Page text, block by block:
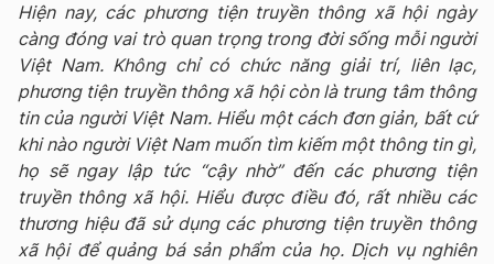
Hiện nay, các phương tiện truyền thông xã hội ngày
càng đóng vai trò quan trọng trong đời sống mỗi người
Việt Nam. Không chỉ có chức năng giải trí, liên lạc,
phương tiện truyền thông xã hội còn là trung tâm thông
tin của người Việt Nam. Hiểu một cách đơn giản, bất cứ
khi nào người Việt Nam muốn tìm kiếm một thông tin gì,
họ sẽ ngay lập tức “cậy nhờ” đến các phương tiện
truyền thông xã hội. Hiểu được điều đó, rất nhiều các
thương hiệu đã sử dụng các phương tiện truyền thông
xã hội để quảng bá sản phẩm của họ. Dịch vụ nghiên